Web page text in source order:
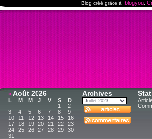
Blog créé grâce à Iblogyou
« Août 2026
L M M J V S
D
1
2
3
4 5 6 7 8
9
10
11 12 13 14 15
16
17
18 19 20 21 22
23
24
25 26 27 28 29
30
31
Archives